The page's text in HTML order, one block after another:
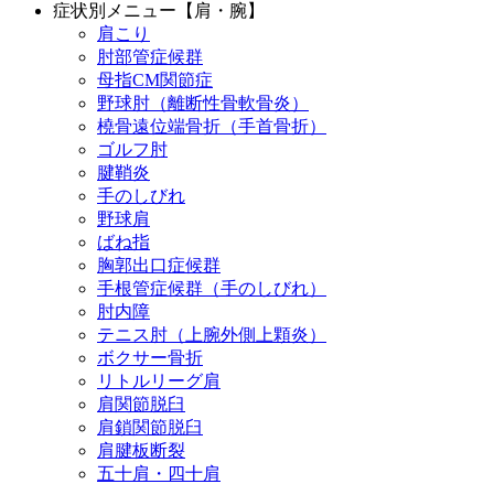
症状別メニュー【肩・腕】
肩こり
肘部管症候群
母指CM関節症
野球肘（離断性骨軟骨炎）
橈骨遠位端骨折（手首骨折）
ゴルフ肘
腱鞘炎
手のしびれ
野球肩
ばね指
胸郭出口症候群
手根管症候群（手のしびれ）
肘内障
テニス肘（上腕外側上顆炎）
ボクサー骨折
リトルリーグ肩
肩関節脱臼
肩鎖関節脱臼
肩腱板断裂
五十肩・四十肩